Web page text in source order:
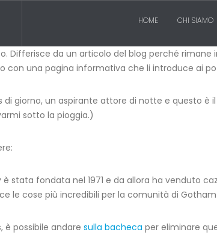
HOME CHI SIAMO
Differisce da un articolo del blog perché
con una pagina informativa che li introduce ai
di giorno, un aspirante attore di notte e questo è
sotto la pioggia.)
è stata fondata nel 1971 e da allora ha venduto
le cose più incredibili per la comunità di Gotham.
è possibile andare sulla bacheca per eliminare